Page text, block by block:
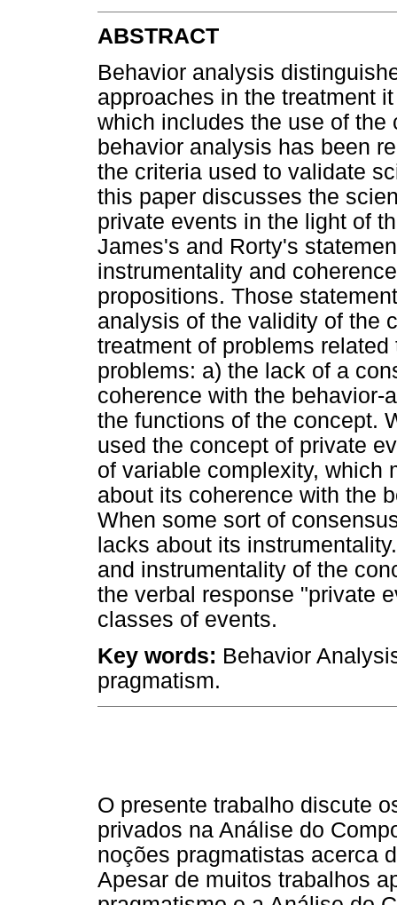
ABSTRACT
Behavior analysis
approaches in the treatment
which includes the use of
behavior analysis has been
the criteria used to validate
this paper discusses the
private events in the light of
James's and Rorty's
instrumentality and
propositions. Those
analysis of the validity of the
treatment of problems
problems: a) the lack of a
coherence with the
the functions of the concept.
used the concept of private
of variable complexity, which
about its coherence with the
When some sort of
lacks about its
and instrumentality of the
the verbal response "private
classes of events.
Key words: Behavior
pragmatism.
O presente trabalho discute
privados na Análise do
noções pragmatistas acerca
Apesar de muitos trabalhos